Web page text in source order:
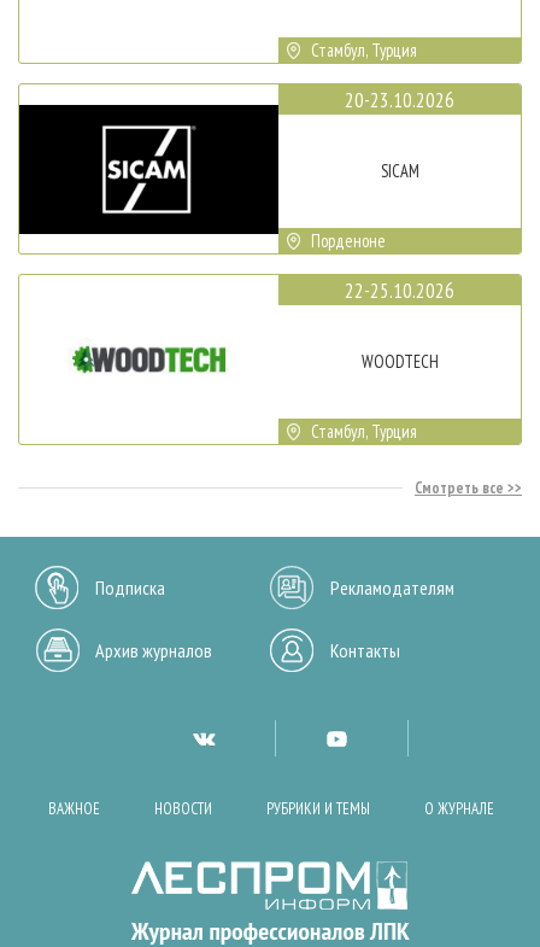
Стамбул, Турция
20-23.10.2026
SICAM
Порденоне
22-25.10.2026
WOODTECH
Стамбул, Турция
Смотреть все
Подписка Рекламодателям
Архив журналов Контакты
ВАЖНОЕ НОВОСТИ РУБРИКИ И ТЕМЫ О ЖУРНАЛЕ